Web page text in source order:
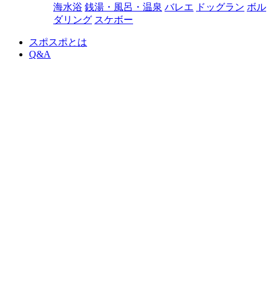
海水浴 銭湯・風呂・温泉 バレエ ドッグラン ボル
ダリング スケボー
スポスポとは
Q&A